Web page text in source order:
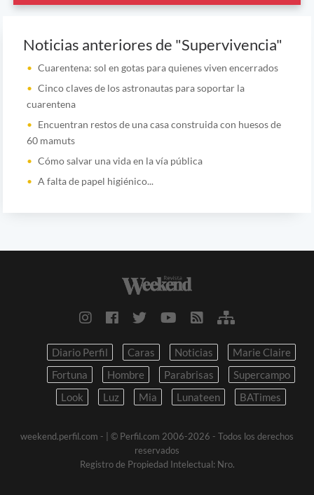
Noticias anteriores de "Supervivencia"
Cuarentena: sol en gotas para quienes viven encerrados
Cinco claves de los astronautas para soportar la
cuarentena
Encuentran restos de una casa construida con huesos de
60 mamuts
Cómo salvar una vida en la vía pública
A falta de papel higiénico...
Diario Perfil Caras Noticias
Marie Claire
Fortuna
Hombre Parabrisas
Supercampo
Look
Luz Mia Lunateen BATimes
weekend.perfil.com -
| © Perfil.com 2006-2026 - Todos los derechos
reservados
Registro de Propiedad Intelectual: Nro.